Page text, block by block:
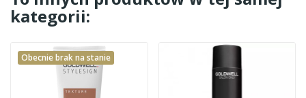
kategorii:
Obecnie brak na stanie